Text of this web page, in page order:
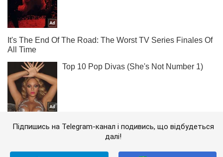
Підпишись на Telegram-канал і подивись, що відбудеться
далі!